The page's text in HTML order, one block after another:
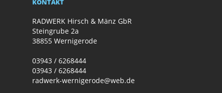
KONTAKT
RADWERK Hirsch & Mänz GbR
Steingrube 2a
38855 Wernigerode
03943 / 6268444
03943 / 6268444
radwerk-wernigerode@web.de